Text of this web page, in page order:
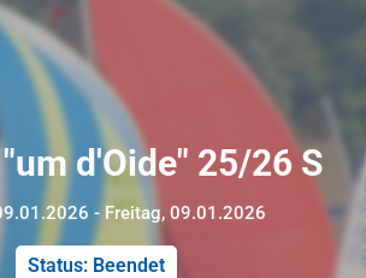
d'Oide" 25/26 S
- Freitag, 09.01.2026
Status: Beendet